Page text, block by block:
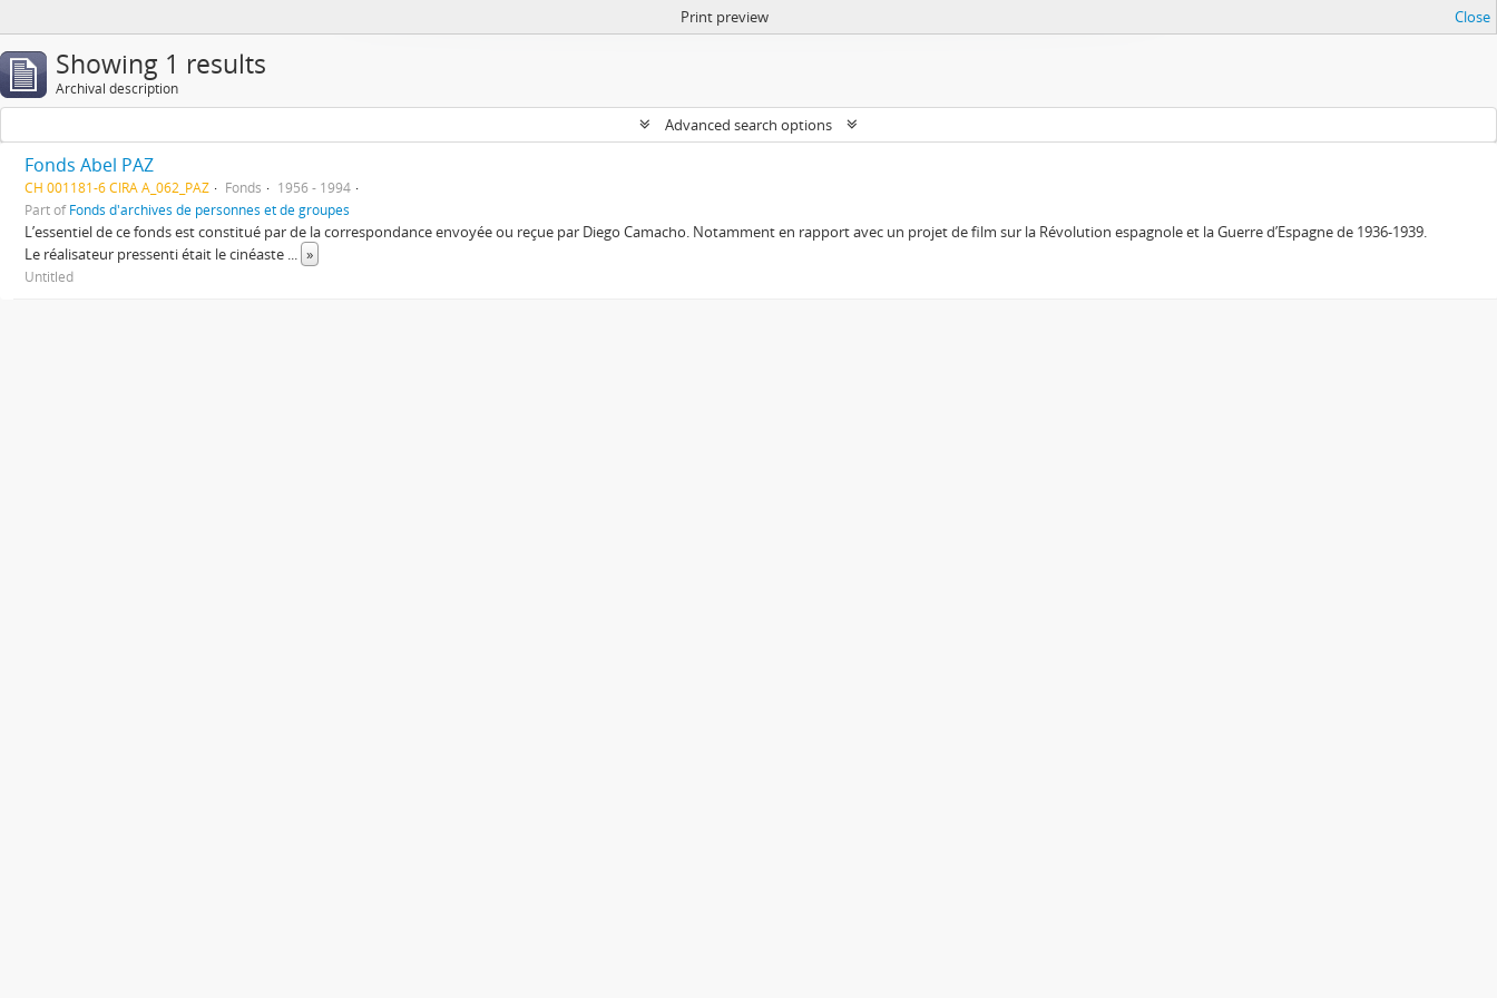
Print preview Close
Showing 1 results
Archival description
Advanced search options
Fonds Abel PAZ
CH 001181-6 CIRA A_062_PAZ Fonds
1956 - 1994
Part ofFonds d'archives de personnes et de groupes
L’essentiel de ce fonds est constitué par de la correspondance envoyée ou reçue par Diego Camacho. Notamment en rapport avec un projet de film sur la Révolution espagnole et la Guerre d’Espagne de 1936-1939.
Le réalisateur pressenti était le cinéaste ... »
Untitled